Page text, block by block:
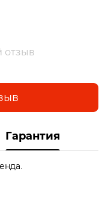
отзыв
Гарантия